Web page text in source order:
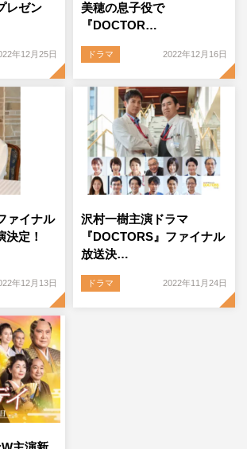
レゼン
年12月25日
美穂の息子役で
『DOCTOR…
ドラマ 2022年12月16日
ァイナル
決定！
年12月13日
沢村一樹主演ドラマ
『DOCTORS』ファイナル
放送決…
ドラマ 2022年11月24日